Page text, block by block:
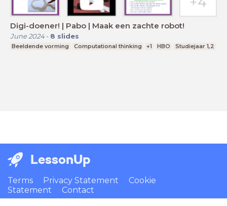
Digi-doener! | Pabo | Maak een zachte robot!
June 2024- 8 slides
Beeldende vorming Computational thinking +1 HBO Studiejaar 1,2
LessonUp
Terms Privacy Statement
Cookie
Statement
Contact